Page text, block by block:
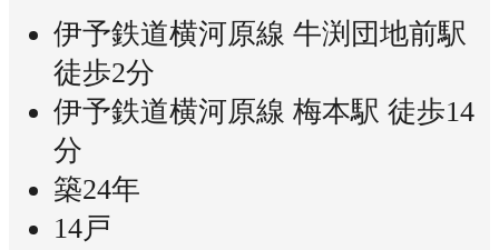
伊予鉄道横河原線 牛渕団地前駅
徒歩2分
伊予鉄道横河原線 梅本駅 徒歩14
分
築24年
14戸